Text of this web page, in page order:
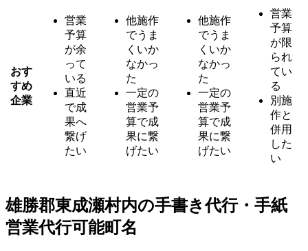
おす
すめ
企業
営業
予算
が余
って
いる
直近
で成
果へ
繋げ
たい
他施作
でうま
くいか
なかっ
た
一定の
営業予
算で成
果に繋
げたい
他施作
でうま
くいか
なかっ
た
一定の
営業予
算で成
果に繋
げたい
営業
予算
が限
られ
てい
る
別施
作と
併用
した
い
雄勝郡東成瀬村内の手書き代行・手紙
営業代行可能町名